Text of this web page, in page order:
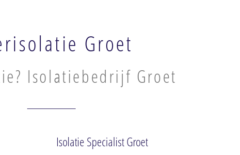
Groet
Isolatiebedrijf Groet
Isolatie Specialist Groet